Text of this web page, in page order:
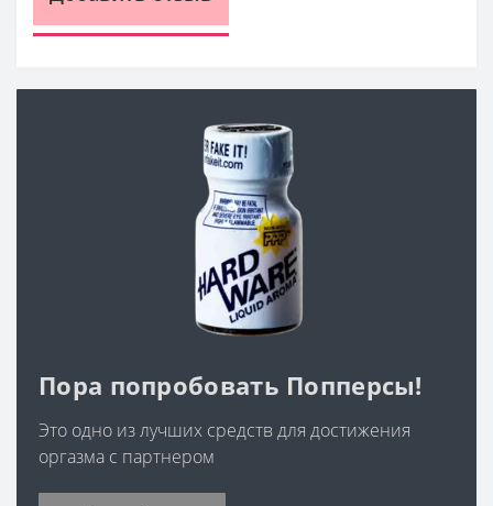
Пора попробовать Попперсы!
Это одно из лучших средств для достижения
оргазма с партнером